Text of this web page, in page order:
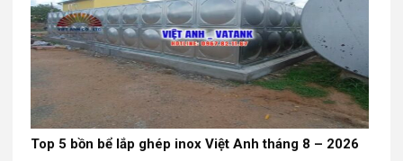
Top 5 bồn bể lắp ghép inox Việt Anh tháng 8 – 2026